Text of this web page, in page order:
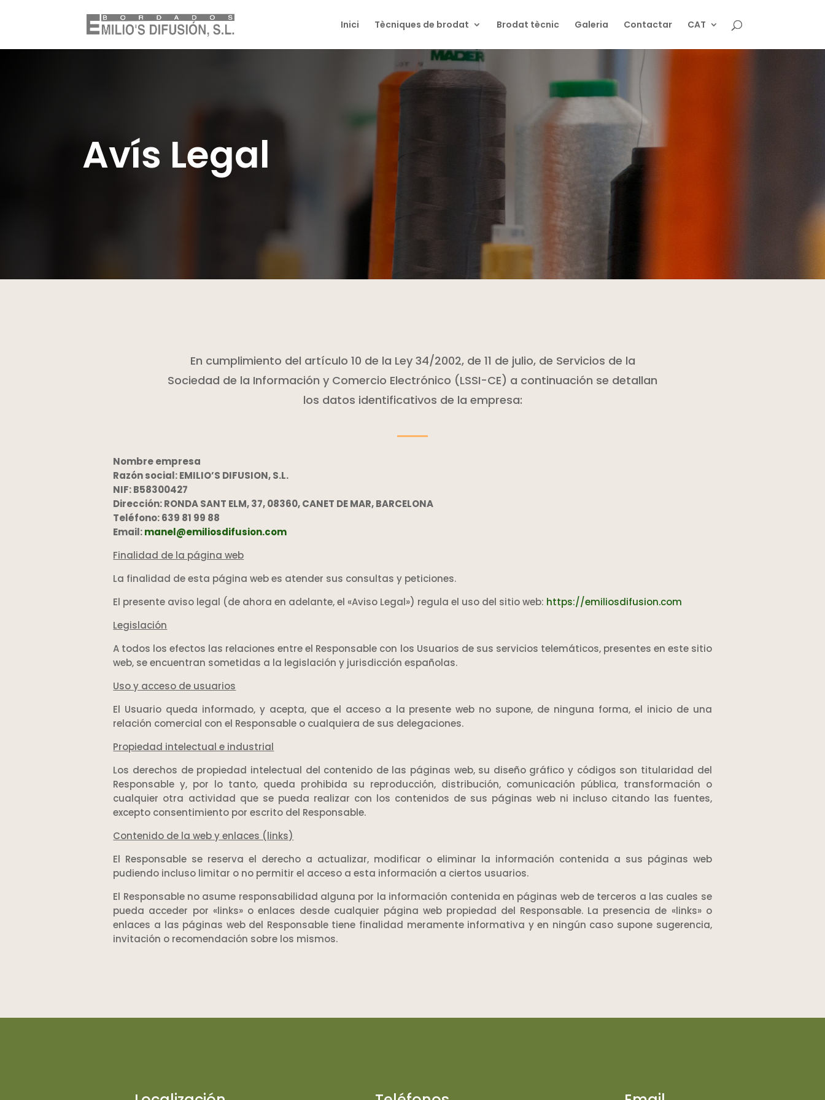
Inici Tècniques de brodat Brodat tècnic Galeria Contactar CAT
Avís Legal
En cumplimiento del artículo 10 de la Ley 34/2002, de 11 de julio, de Servicios de la
Sociedad de la Información y Comercio Electrónico (LSSI-CE) a continuación se detallan
los datos identificativos de la empresa:
Nombre empresa
Razón social: EMILIO’S DIFUSION, S.L.
NIF: B58300427
Dirección: RONDA SANT ELM, 37, 08360, CANET DE MAR, BARCELONA
Teléfono: 639 81 99 88
Email:manel@emiliosdifusion.com
Finalidad de la página web
La finalidad de esta página web es atender sus consultas y peticiones.
El presente aviso legal (de ahora en adelante, el «Aviso Legal») regula el uso del sitio web: https://emiliosdifusion.com
Legislación
A todos los efectos las relaciones entre el Responsable con los Usuarios de sus servicios telemáticos, presentes en este sitio
web, se encuentran sometidas a la legislación y jurisdicción españolas.
Uso y acceso de usuarios
El Usuario queda informado, y acepta, que el acceso a la presente web no supone, de ninguna forma, el inicio de una
relación comercial con el Responsable o cualquiera de sus delegaciones.
Propiedad intelectual e industrial
Los derechos de propiedad intelectual del contenido de las páginas web, su diseño gráfico y códigos son titularidad del
Responsable y, por lo tanto, queda prohibida su reproducción, distribución, comunicación pública, transformación o
cualquier otra actividad que se pueda realizar con los contenidos de sus páginas web ni incluso citando las fuentes,
excepto consentimiento por escrito del Responsable.
Contenido de la web y enlaces (links)
El Responsable se reserva el derecho a actualizar, modificar o eliminar la información contenida a sus páginas web
pudiendo incluso limitar o no permitir el acceso a esta información a ciertos usuarios.
El Responsable no asume responsabilidad alguna por la información contenida en páginas web de terceros a las cuales se
pueda acceder por «links» o enlaces desde cualquier página web propiedad del Responsable. La presencia de «links» o
enlaces a las páginas web del Responsable tiene finalidad meramente informativa y en ningún caso supone sugerencia,
invitación o recomendación sobre los mismos.